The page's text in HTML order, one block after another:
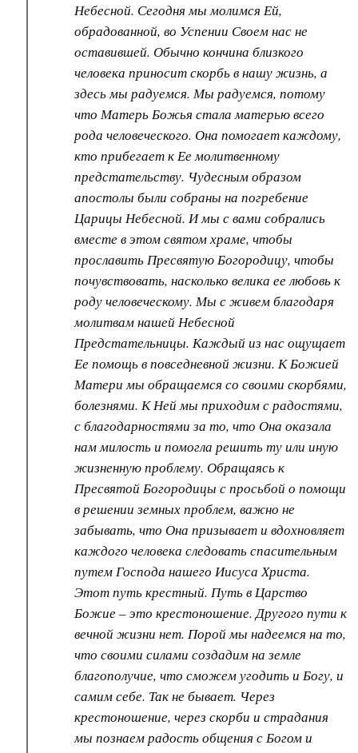
Небесной. Сегодня мы молимся Ей,
обрадованной, во Успении Своем нас не
оставившей. Обычно кончина близкого
человека приносит скорбь в нашу жизнь, а
здесь мы радуемся. Мы радуемся, потому
что Матерь Божья стала матерью всего
рода человеческого. Она помогает каждому,
кто прибегает к Ее молитвенному
предстательству. Чудесным образом
апостолы были собраны на погребение
Царицы Небесной. И мы с вами собрались
вместе в этом святом храме, чтобы
прославить Пресвятую Богородицу, чтобы
почувствовать, насколько велика ее любовь к
роду человеческому. Мы с живем благодаря
молитвам нашей Небесной
Предстательницы. Каждый из нас ощущает
Ее помощь в повседневной жизни. К Божией
Матери мы обращаемся со своими скорбями,
болезнями. К Ней мы приходим с радостями,
с благодарностями за то, что Она оказала
нам милость и помогла решить ту или иную
жизненную проблему. Обращаясь к
Пресвятой Богородицы с просьбой о помощи
в решении земных проблем, важно не
забывать, что Она призывает и вдохновляет
каждого человека следовать спасительным
путем Господа нашего Иисуса Христа.
Этот путь крестный. Путь в Царство
Божие – это крестоношение. Другого пути к
вечной жизни нет. Порой мы надеемся на то,
что своими силами создадим на земле
благополучие, что сможем угодить и Богу, и
самим себе. Так не бывает. Через
крестоношение, через скорби и страдания
мы познаем радость общения с Богом и